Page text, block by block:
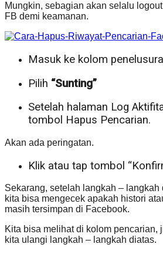
Mungkin, sebagian akan selalu
FB demi keamanan.
Masuk ke kolom
Pilih “Sunting”
Setelah halaman Log
tombol Hapus Pencarian.
Akan ada peringatan.
Klik atau tap tombol
Sekarang, setelah langkah – langkah
kita bisa mengecek apakah histori
masih tersimpan di Facebook.
Kita bisa melihat di kolom pencarian,
kita ulangi langkah – langkah diatas.